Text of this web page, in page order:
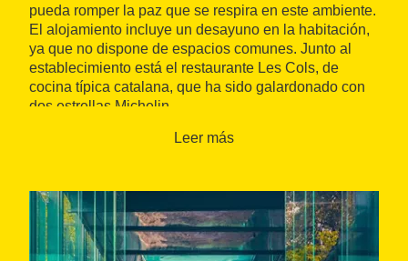
pueda romper la paz que se respira en este ambiente.
El alojamiento incluye un desayuno en la habitación,
ya que no dispone de espacios comunes. Junto al
establecimiento está el restaurante Les Cols, de
cocina típica catalana, que ha sido galardonado con
dos estrellas Michelin.
Leer más